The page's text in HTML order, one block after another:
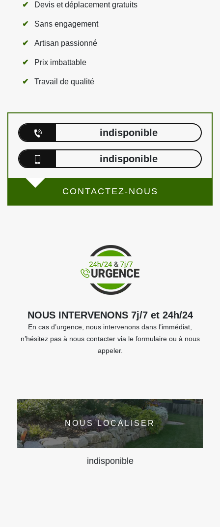
Devis et déplacement gratuits
Sans engagement
Artisan passionné
Prix imbattable
Travail de qualité
indisponible
indisponible
CONTACTEZ-NOUS
NOUS INTERVENONS 7j/7 et 24h/24
En cas d’urgence, nous intervenons dans l’immédiat,
n’hésitez pas à nous contacter via le formulaire ou à nous
appeler.
NOUS LOCALISER
indisponible